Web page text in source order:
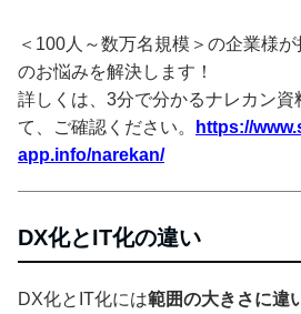
＜100人～数万名規模＞の企業様
のお悩みを解決します！
詳しくは、3分で分かるナレカン資
て、ご確認ください。
https://
app.info/narekan/
DX化とIT化の違い
DX化とIT化には範囲の大きさに違